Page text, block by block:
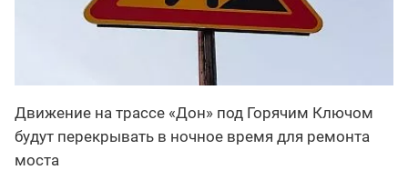
Движение на трассе «Дон» под Горячим Ключом
будут перекрывать в ночное время для ремонта
моста